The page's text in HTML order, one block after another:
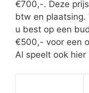
€700,-. Deze
btw en plaatsing.
u best op een
€500,- voor een
Al speelt ook